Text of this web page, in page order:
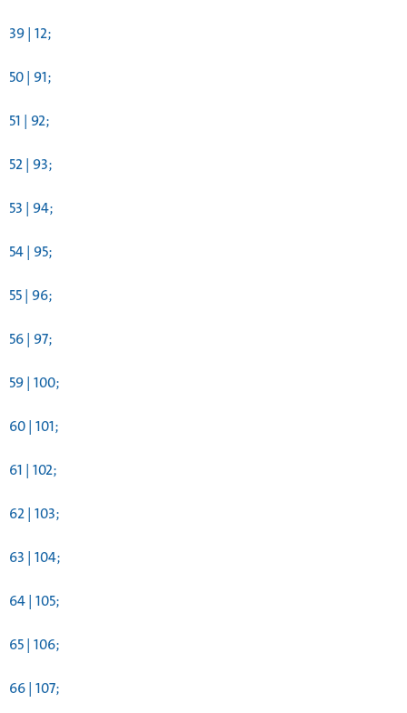
39 | 12;
50 | 91;
51 | 92;
52 | 93;
53 | 94;
54 | 95;
55 | 96;
56 | 97;
59 | 100;
60 | 101;
61 | 102;
62 | 103;
63 | 104;
64 | 105;
65 | 106;
66 | 107;